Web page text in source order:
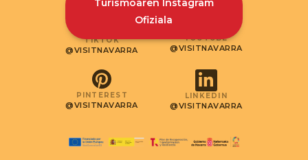
Turismoaren Instagram
Ofiziala
TIKTOK
@VISITNAVARRA
YOUTUBE
@VISITNAVARRA
PINTEREST
@VISITNAVARRA
LINKEDIN
@VISITNAVARRA